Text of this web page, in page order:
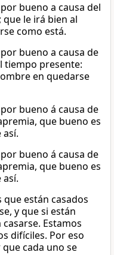
bueno a causa del
le irá bien al
como está.
bueno a causa de
tiempo presente:
en quedarse
bueno á causa de
que bueno es
bueno á causa de
que bueno es
que están casados
y que si están
Estamos
difíciles. Por eso
cada uno se